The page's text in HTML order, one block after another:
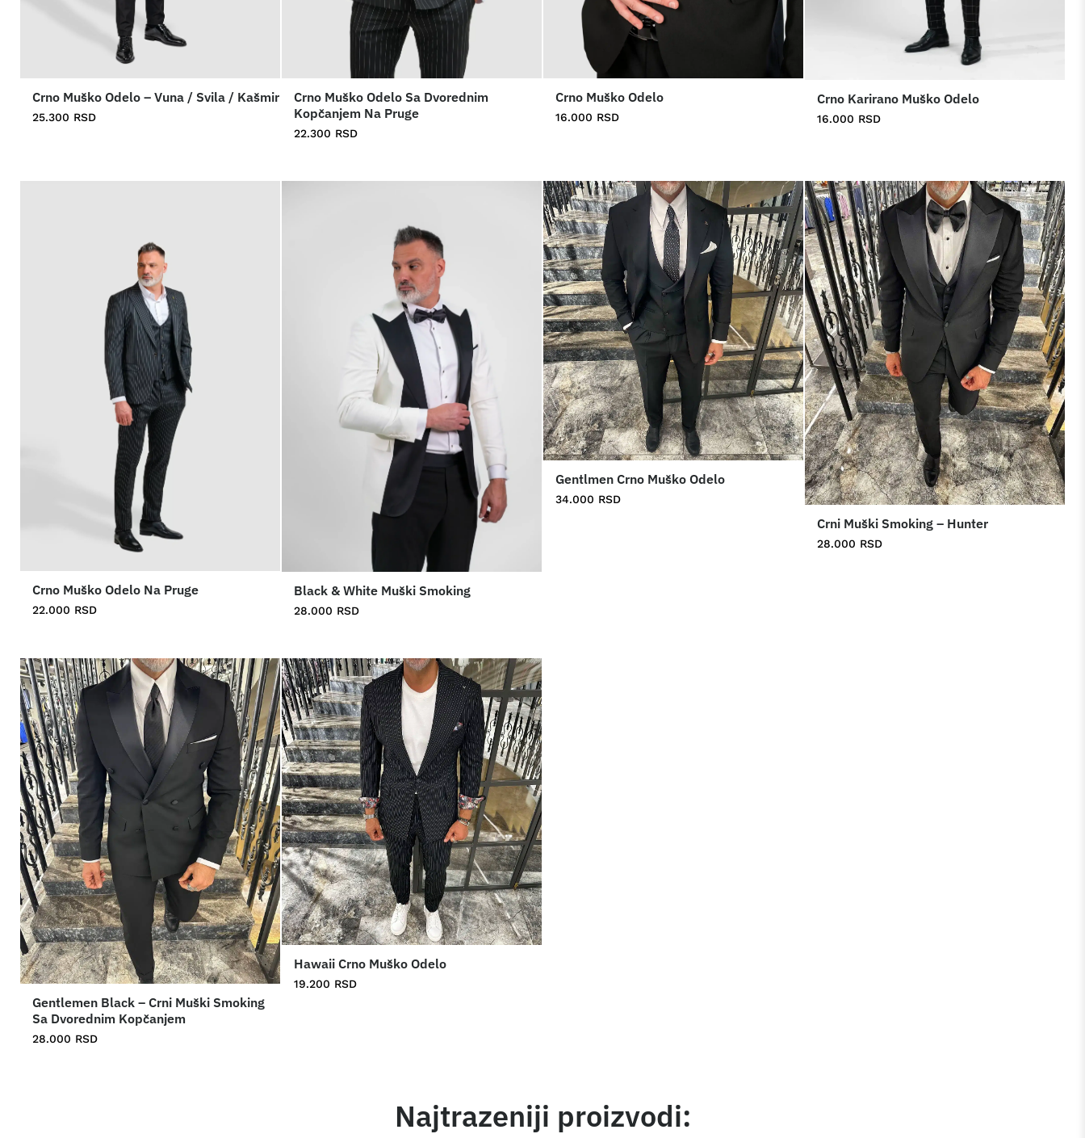
Crno Muško Odelo – Vuna / Svila / Kašmir
25.300 RSD
Crno Muško Odelo Sa Dvorednim
Kopčanjem Na Pruge
22.300 RSD
Crno Muško Odelo
16.000 RSD
Crno Karirano Muško Odelo
16.000 RSD
Crno Muško Odelo Na Pruge
22.000 RSD
Black & White Muški Smoking
28.000 RSD
Gentlmen Crno Muško Odelo
34.000 RSD
Crni Muški Smoking – Hunter
28.000 RSD
Gentlemen Black – Crni Muški Smoking
Sa Dvorednim Kopčanjem
28.000 RSD
Hawaii Crno Muško Odelo
19.200 RSD
Najtrazeniji proizvodi: